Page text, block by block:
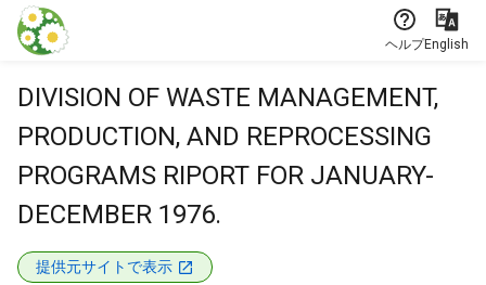
本文に飛ぶ
ヘルプEnglish
DIVISION OF WASTE MANAGEMENT,
PRODUCTION, AND REPROCESSING
PROGRAMS RIPORT FOR JANUARY-
DECEMBER 1976.
提供元サイトで表示